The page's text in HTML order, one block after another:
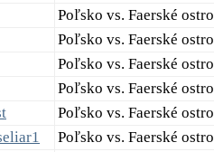
Poľsko vs. Faerské
Poľsko vs. Faerské
Poľsko vs. Faerské
Poľsko vs. Faerské
Poľsko vs. Faerské
Poľsko vs. Faerské